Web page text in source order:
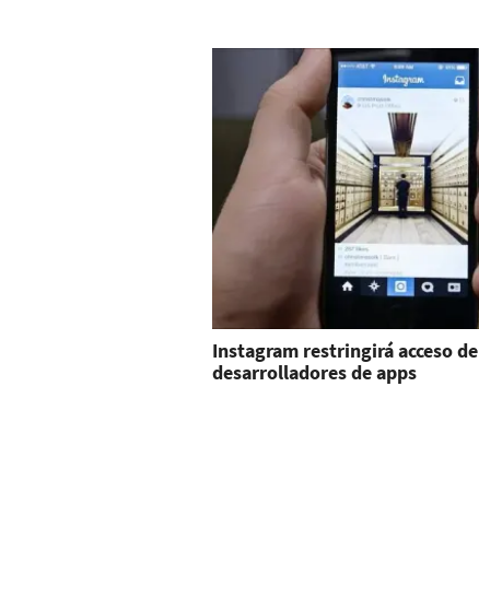
Instagram restringirá acceso de
desarrolladores de apps